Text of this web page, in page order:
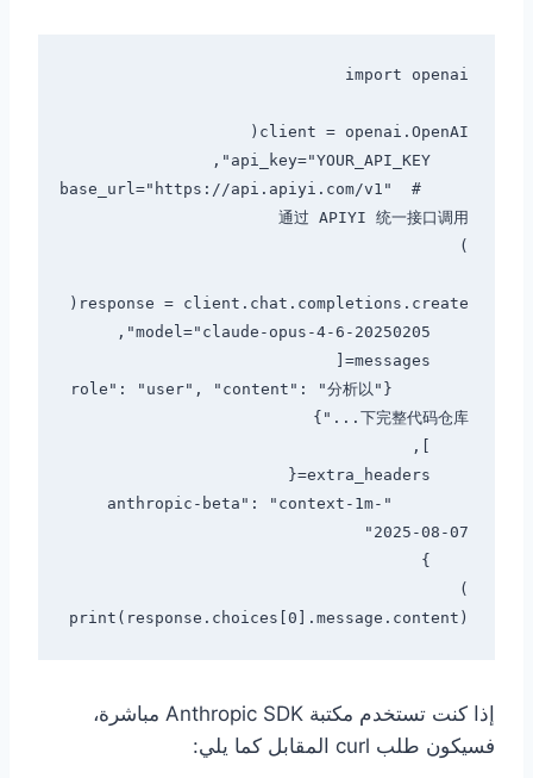
    base_url="https://api.apiyi.com/v1"  #
        {"role": "user", "content": "分析以
        "anthropic-beta": "context-1m-
print(response.choices[0].message.content)
إذا كنت تستخدم مكتبة Anthropic SDK مباشرة،
فسيكون طلب curl المقابل كما يلي: